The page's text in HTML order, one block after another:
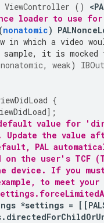
ViewController () <
loader to use for
nonatomic)
in which a video
it is
nonatomic, weak)
{
];
value for
the value
PAL
the user's TCF
device. If you
to meet your
*settings = [[
.